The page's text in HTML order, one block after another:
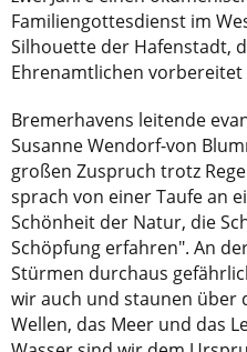
Familiengottesdienst im
Silhouette der Hafenstadt,
Ehrenamtlichen vorbereitet
Bremerhavens leitende
Susanne Wendorf-von
großen Zuspruch trotz
sprach von einer Taufe an
Schönheit der Natur, die
Schöpfung erfahren". An
Stürmen durchaus
wir auch und staunen über
Wellen, das Meer und das